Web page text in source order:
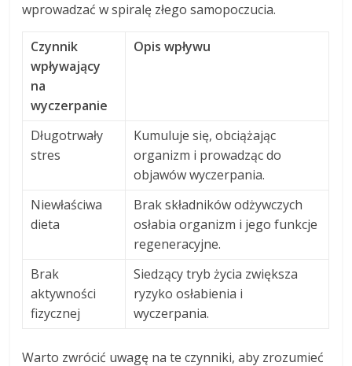
wprowadzać w spiralę złego samopoczucia.
Czynnik
wpływający
na
wyczerpanie
Opis wpływu
Długotrwały
stres
Kumuluje się, obciążając
organizm i prowadząc do
objawów wyczerpania.
Niewłaściwa
dieta
Brak składników odżywczych
osłabia organizm i jego funkcje
regeneracyjne.
Brak
aktywności
fizycznej
Siedzący tryb życia zwiększa
ryzyko osłabienia i
wyczerpania.
Warto zwrócić uwagę na te czynniki, aby zrozumieć